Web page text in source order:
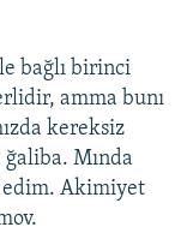
bağlı birinci
amma bunı
kereksiz
ğaliba. Mında
Akimiyet